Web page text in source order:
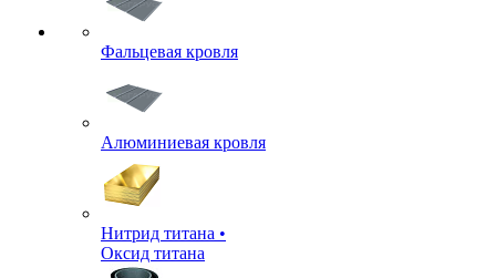
Фальцевая кровля
Алюминиевая кровля
Нитрид титана •
Оксид титана